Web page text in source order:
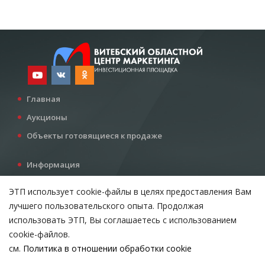
Главная
Аукционы
Объекты готовящиеся к продаже
Информация
Все для инвестора
Контакты
Возникли вопросы?
ЭТП использует cookie-файлы в целях предоставления Вам
лучшего пользовательского опыта. Продолжая
использовать ЭТП, Вы соглашаетесь с использованием
cookie-файлов.
см. Политика в отношении обработки cookie